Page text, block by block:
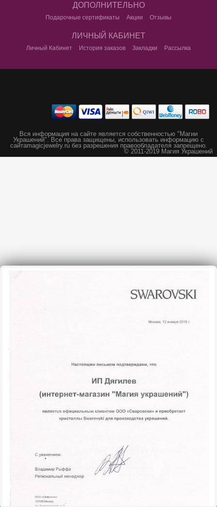
ДОПОЛНИТЕЛЬНО
Подарочные сертификаты Акции Отзывы
ЛИЧНЫЙ КАБИНЕТ
Личный Кабинет История заказов Закладки Рассылка
Вся информация на сайте является собственностью "Магии
Украшений". Все права защищены, использовать информацию с
сайтаmagicjewelry.ru без разрешения правообладателя запрещено.
© 2011-2019 Магия Украшений